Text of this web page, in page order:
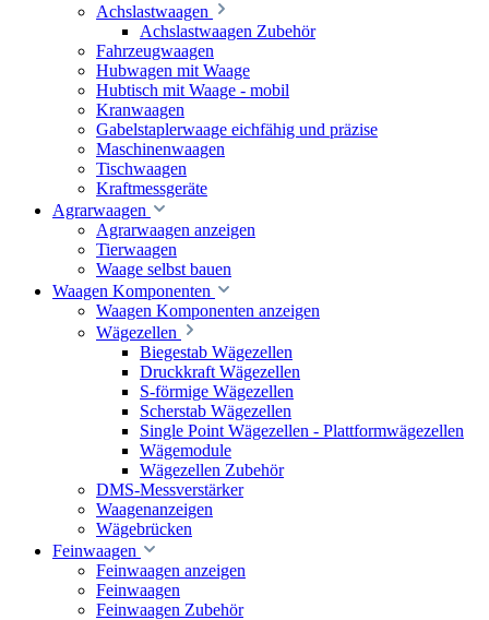
Achslastwaagen
Achslastwaagen Zubehör
Fahrzeugwaagen
Hubwagen mit Waage
Hubtisch mit Waage - mobil
Kranwaagen
Gabelstaplerwaage eichfähig und präzise
Maschinenwaagen
Tischwaagen
Kraftmessgeräte
Agrarwaagen
Agrarwaagen anzeigen
Tierwaagen
Waage selbst bauen
Waagen Komponenten
Waagen Komponenten anzeigen
Wägezellen
Biegestab Wägezellen
Druckkraft Wägezellen
S-förmige Wägezellen
Scherstab Wägezellen
Single Point Wägezellen - Plattformwägezellen
Wägemodule
Wägezellen Zubehör
DMS-Messverstärker
Waagenanzeigen
Wägebrücken
Feinwaagen
Feinwaagen anzeigen
Feinwaagen
Feinwaagen Zubehör